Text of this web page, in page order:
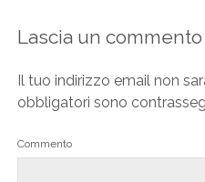
Lascia un commento
Il tuo indirizzo email non
obbligatori sono
Commento